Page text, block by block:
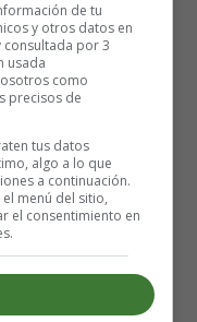
Chillida. Este
ideal para
a su abuela,
película que
de tu
y otros datos en
por 3
usada
como
precisos de
tus datos
algo a lo que
a continuación.
menú del sitio,
el consentimiento en